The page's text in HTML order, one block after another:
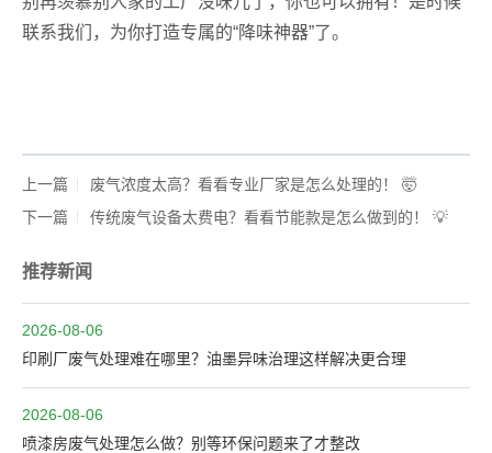
联系我们，为你打造专属的“降味神器”了。
上一篇
废气浓度太高？看看专业厂家是怎么处理的！ 🤯
下一篇
传统废气设备太费电？看看节能款是怎么做到的！ 💡
推荐新闻
2026-08-06
印刷厂废气处理难在哪里？油墨异味治理这样解决更合理
2026-08-06
喷漆房废气处理怎么做？别等环保问题来了才整改